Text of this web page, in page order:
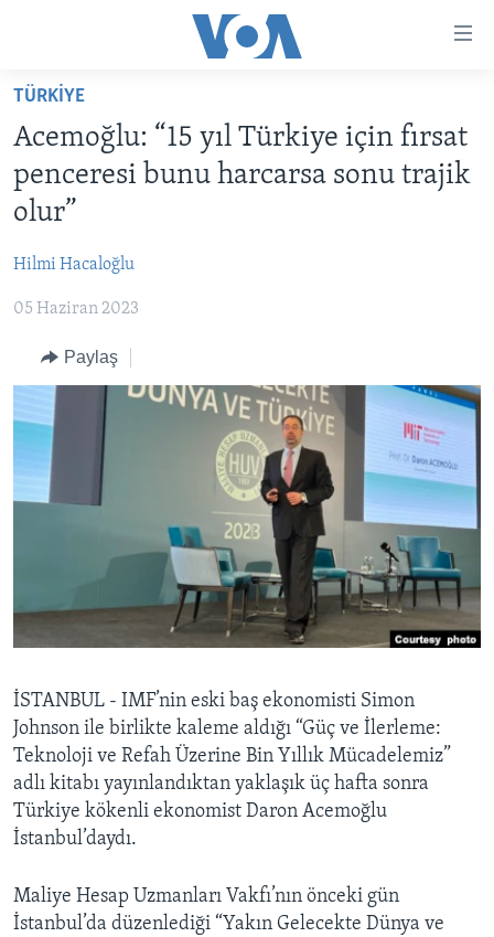
geç
Ana
geç
Aramaya
TÜRKİYE
AMERİKA
ULUSLARARASI
SAĞLIK
BİLİM VE TEKNOLOJİ
EKONOMİ
ÇEVRE
PROGRAMLAR
AMERİKA'DA YAŞAM
UKRAYNA KRİZİ
YORUMLAR
AMERIKA'YA ÖZEL
İNGİLİZCE DERSLERİ
MULTİMEDYA
VİDEO GALERİ
FOTO GALERİ
LEARNING ENGLISH
Diller
TÜRKİYE
Acemoğlu: “15 yıl Türkiye için fırsat
penceresi bunu harcarsa sonu trajik
olur”
Hilmi Hacaloğlu
05 Haziran 2023
Paylaş
İSTANBUL - IMF’nin eski baş ekonomisti Simon
Johnson ile birlikte kaleme aldığı “Güç ve İlerleme:
Teknoloji ve Refah Üzerine Bin Yıllık Mücadelemiz”
adlı kitabı yayınlandıktan yaklaşık üç hafta sonra
Türkiye kökenli ekonomist Daron Acemoğlu
İstanbul’daydı.
Maliye Hesap Uzmanları Vakfı’nın önceki gün
İstanbul’da düzenlediği “Yakın Gelecekte Dünya ve